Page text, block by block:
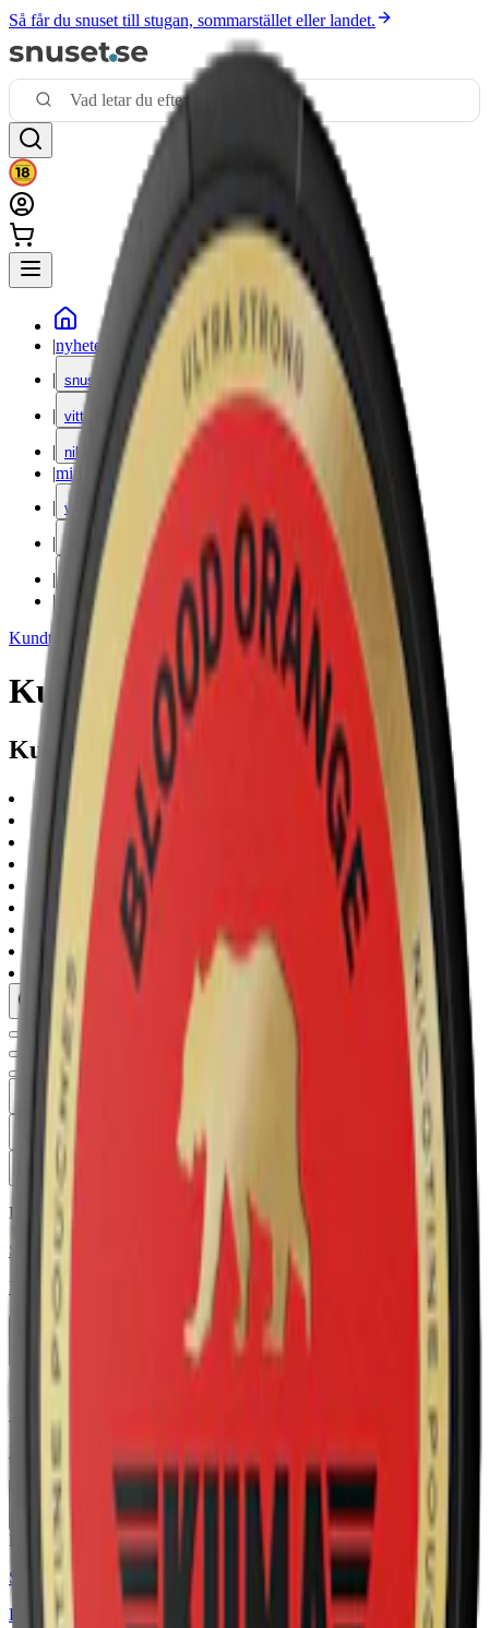
Så får du snuset till stugan, sommarstället eller landet.
|nyheter
| snus
| vitt snus
| nikotinfritt
|mixpack
| vape
| rökning
| iqos
| snuskuriren
Kundtjänst
|Varumärken
Kuma
Kuma snus
np
slim
)
extra-strong(4)
berry
(1
citrus (
fruit
1
mint
(
other-flavor (1
kuma
Styrka
Alla filter
Extra Stark
Styrka Extra Stark · Slim
Kuma Cherry Ultra Strong
11-pack
Extra Stark
Kuma Banana Toffee Ultra Strong
11-pack
Extra Stark
Styrka Extra Stark · Slim
Kuma Wintergreen Ultra Strong